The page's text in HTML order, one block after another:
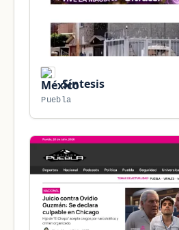
Síntesis
Puebla